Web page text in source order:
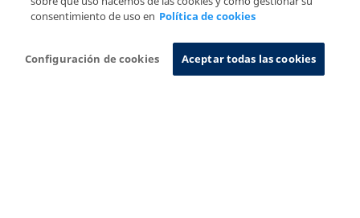
Copyright Ⓒ BME 2026
Aviso Legal
Sistema de Información
consentimiento de uso en Política de cookies
Configuración de cookies Aceptar todas las cookies